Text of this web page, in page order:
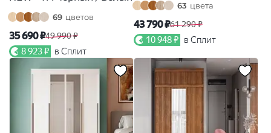
69 цветов
35 690 ₽49 990 ₽
8 923 ₽ в Сплит
63 цвета
43 790 ₽61 290 ₽
10 948 ₽ в Сплит